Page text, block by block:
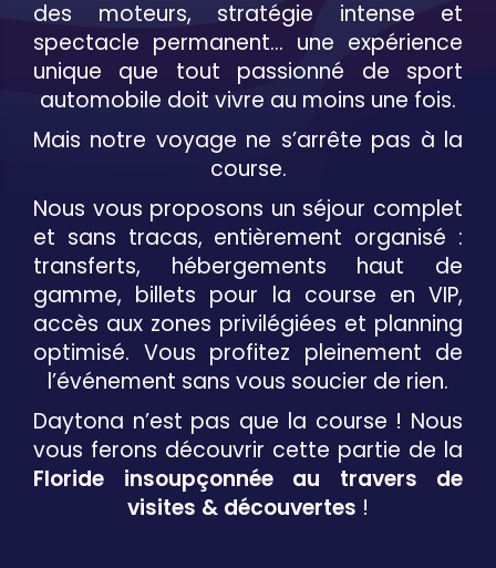
des moteurs, stratégie intense et
spectacle permanent… une expérience
unique que tout passionné de sport
automobile doit vivre au moins une fois.
Mais notre voyage ne s’arrête pas à la
course.
Nous vous proposons un séjour complet
et sans tracas, entièrement organisé :
transferts, hébergements haut de
gamme, billets pour la course en VIP,
accès aux zones privilégiées et planning
optimisé. Vous profitez pleinement de
l’événement sans vous soucier de rien.
Daytona n’est pas que la course ! Nous
vous ferons découvrir cette partie de la
Floride insoupçonnée au travers de
visites & découvertes !